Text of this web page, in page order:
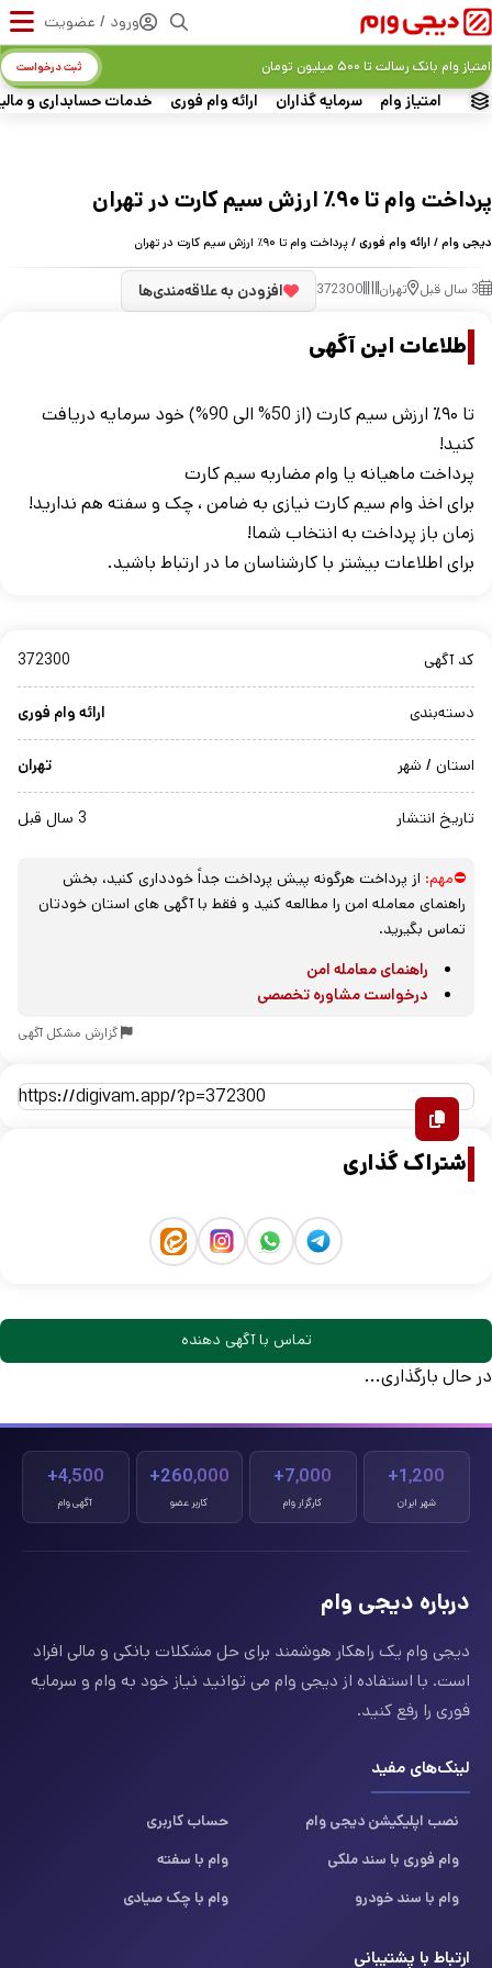
ورود / عضویت
امتیاز وام سرمایه گذاران ارائه وام فوری خدمات حسابداری و
امتیاز وام بانک رسالت تا ۵۰۰ میلیون تومان ثبت درخواست
پرداخت وام تا ۹۰٪ ارزش سیم کارت در تهران
دیجی وام/ ارائه وام فوری/ پرداخت وام تا ۹۰٪ ارزش سیم کارت در تهران
3 سال قبل تهران 372300 افزودن به علاقه‌مندی‌ها
اطلاعات این آگهی
تا ۹۰٪ ارزش سیم کارت (از 50% الی 90%) خود سرمایه دریافت
کنید!
پرداخت ماهیانه یا وام مضاربه سیم کارت
برای اخذ وام سیم کارت نیازی به ضامن ، چک و سفته هم ندارید!
زمان باز پرداخت به انتخاب شما!
برای اطلاعات بیشتر با کارشناسان ما در ارتباط باشید.
کد آگهی 372300
دسته‌بندی ارائه وام فوری
استان / شهر تهران
تاریخ انتشار 3 سال قبل
⛔مهم: از پرداخت هرگونه پیش پرداخت جداً خودداری کنید، بخش
راهنمای معامله امن را مطالعه کنید و فقط با آگهی های استان خودتان
تماس بگیرید.
راهنمای معامله امن
درخواست مشاوره تخصصی
گزارش مشکل آگهی
اشتراک گذاری
تماس با آگهی دهنده
در حال بارگذاری...
1,200+
شهر ایران
7,000+
کارگزار وام
260,000+
کاربر عضو
4,500+
آگهی وام
درباره دیجی وام
دیجی وام یک راهکار هوشمند برای حل مشکلات بانکی و مالی افراد
است. با استفاده از دیجی وام می توانید نیاز خود به وام و سرمایه
فوری را رفع کنید.
لینک‌های مفید
نصب اپلیکیشن دیجی وام
حساب کاربری
وام فوری با سند ملکی
وام با سفته
وام با سند خودرو
وام با چک صیادی
ارتباط با پشتیبانی